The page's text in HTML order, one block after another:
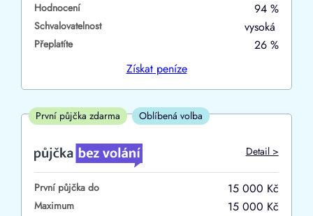
ano
ne
ano
ne
V exekuci
ano
ne
Hodnocení 94 %
Schvalovatelnost vysoká
Přeplatíte
26 %
Získatpeníze
První půjčka zdarma Oblíbená volba
Detail >
První půjčka do 15 000 Kč
Maximum 15 000 Kč